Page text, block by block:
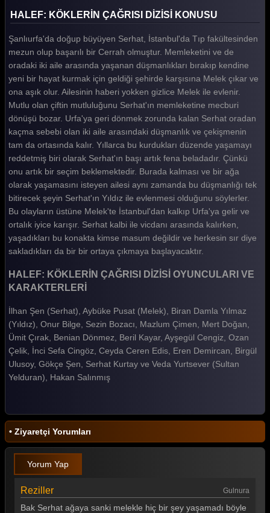
Halef Köklerin Çağrısı 15. Bölüm
Halef Köklerin Çağrısı 14. Bölüm
Halef Köklerin Çağrısı 13. Bölüm
Halef Köklerin Çağrısı 12. Bölüm
Halef Köklerin Çağrısı 11. Bölüm
Halef Köklerin Çağrısı 10. Bölüm
Halef Köklerin Çağrısı 9. Bölüm
Halef Köklerin Çağrısı 8. Bölüm
Halef Köklerin Çağrısı 7. Bölüm
Halef Köklerin Çağrısı 6. Bölüm
Halef Köklerin Çağrısı 5. Bölüm
Halef Köklerin Çağrısı 4. Bölüm
Halef Köklerin Çağrısı 3. Bölüm
Halef Köklerin Çağrısı 1. Bölüm
Tüm Bölümleri Göster
HALEF: KÖKLERİN ÇAĞRISI DİZİSİ KONUSU
Şanlıurfa'da doğup büyüyen Serhat, İstanbul'da Tıp fakültesinden
mezun olup başarılı bir Cerrah olmuştur. Memleketini ve de
oradaki iki aile arasında yaşanan düşmanlıkları bırakıp kendine
yeni bir hayat kurmak için geldiği şehirde karşısına Melek çıkar ve
ona aşık olur. Ailesinin haberi yokken gizlice Melek ile evlenir.
Mutlu olan çiftin mutluluğunu Serhat'ın memleketine mecburi
dönüşü bozar. Urfa'ya geri dönmek zorunda kalan Serhat oradan
kaçma sebebi olan iki aile arasındaki düşmanlık ve çekişmenin
tam da ortasında kalır. Yıllarca bu kurdukları düzende yaşamayı
reddetmiş biri olarak Serhat'ın başı artık fena beladadır. Çünkü
onu artık bir seçim beklemektedir. Burada kalması ve bir ağa
olarak yaşamasını isteyen ailesi aynı zamanda bu düşmanlığı tek
bitirecek şeyin Serhat'ın Yıldız ile evlenmesi olduğunu söylerler.
Bu olayların üstüne Melek'te İstanbul'dan kalkıp Urfa'ya gelir ve
ortalık iyice karışır. Serhat kalbi ile vicdanı arasında kalırken,
yaşadıkları bu konakta kimse masum değildir ve herkesin sır diye
sakladıkları da bir bir ortaya çıkmaya başlayacaktır.
HALEF: KÖKLERİN ÇAĞRISI DİZİSİ OYUNCULARI VE
KARAKTERLERİ
İlhan Şen (Serhat), Aybüke Pusat (Melek), Biran Damla Yılmaz
(Yıldız), Onur Bilge, Sezin Bozacı, Mazlum Çimen, Mert Doğan,
Ümit Çırak, Benian Dönmez, Beril Kayar, Ayşegül Cengiz, Ozan
Çelik, İnci Sefa Cingöz, Ceyda Ceren Edis, Eren Demircan, Birgül
Ulusoy, Gökçe Şen, Serhat Kurtay ve Veda Yurtsever (Sultan
Yelduran), Hakan Salınmış
• Ziyaretçi Yorumları
Yorum Yap
Reziller Gulnura
Bak Serhat ağaya sanki melekle hiç bir şey yaşamadı böyle